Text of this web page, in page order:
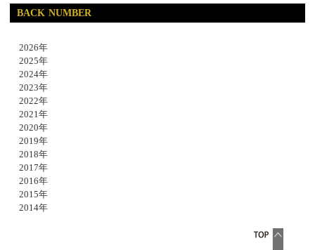
BACK NUMBER
2026年
2025年
2024年
2023年
2022年
2021年
2020年
2019年
2018年
2017年
2016年
2015年
2014年